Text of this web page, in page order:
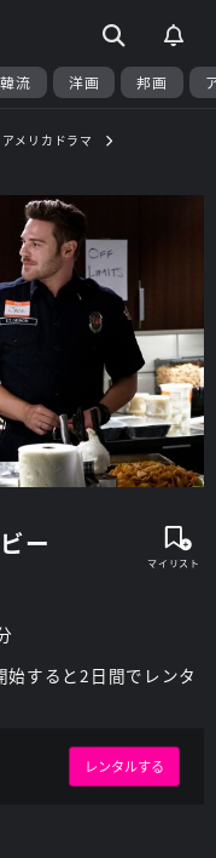
韓流 洋画 邦画
アメリカドラマ
ー
すると2日間でレンタ
レンタルする